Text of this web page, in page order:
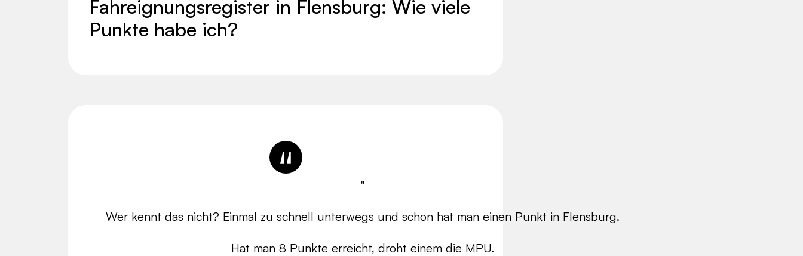
Fahreignungsregister in Flensburg: Wie viele
Punkte habe ich?
"
Wer kennt das nicht? Einmal zu schnell unterwegs und schon hat man einen Punkt in Flensburg.
Hat man 8 Punkte erreicht, droht einem die MPU.